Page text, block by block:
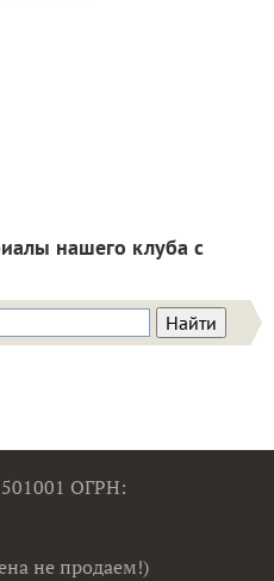
нашего клуба с
ОГРН:
не продаем!)